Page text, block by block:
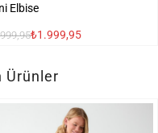
Elbise
₺1.999,95
Ürünler